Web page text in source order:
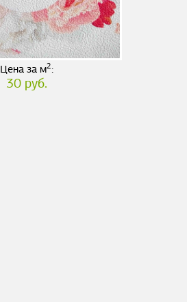
Цена за м2:
30 руб.